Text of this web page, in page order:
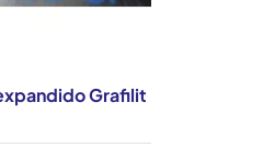
Grafilit